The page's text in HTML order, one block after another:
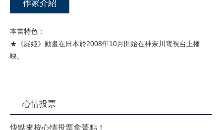
作家介紹
本書特色：
★《屍姬》動畫在日本於2008年10月開始在神奈川電視台上播
映。
心情投票
快點來按心情投票拿菁點！